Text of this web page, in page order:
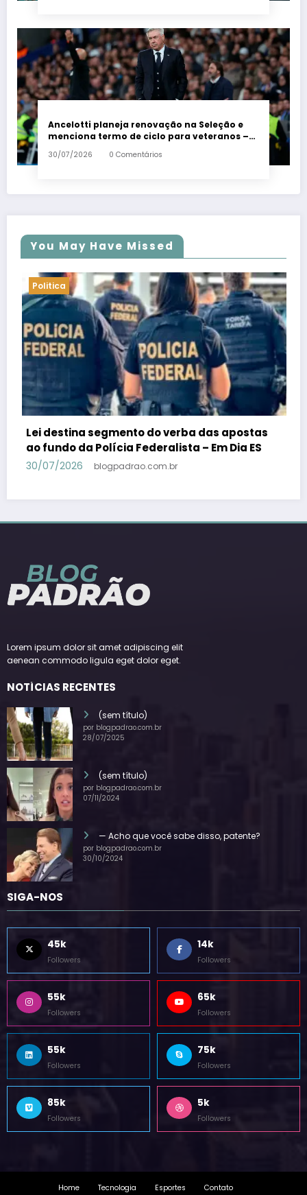
Ancelotti planeja renovação na Seleção e
menciona termo de ciclo para veteranos –
Em Dia ES
30/07/2026 0 Comentários
You May Have Missed
Politica
PSB confirma Geraldo Alckmin porquê
candidato a vice-presidente na fórmula
Lula – Em Dia ES
Lorem ipsum dolor sit amet adipiscing elit
(sem título)
por blogpadrao.com.br
(sem título)
por blogpadrao.com.br
— Acho que você sabe disso, patente?
por blogpadrao.com.br
SIGA-NOS
45k
Followers
14k
Followers
55k
Followers
65k
Followers
55k
Followers
75k
Followers
85k
Followers
5k
Followers